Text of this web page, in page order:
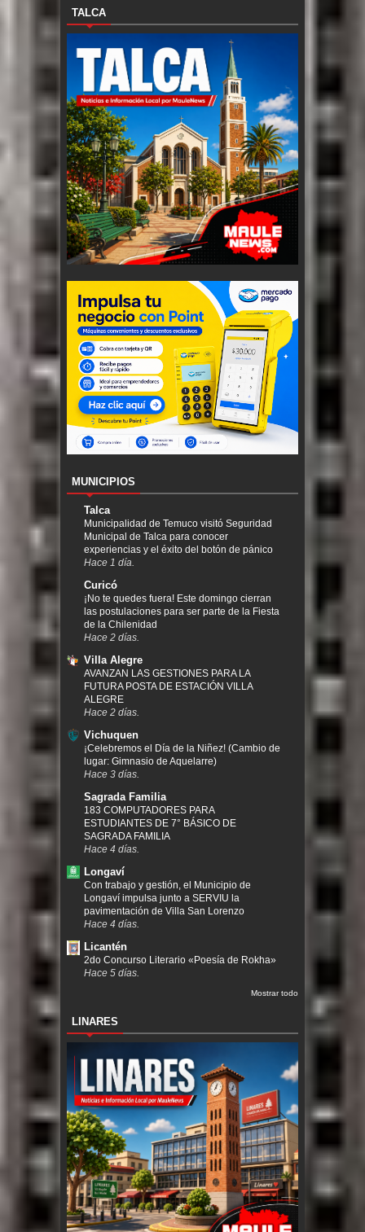
TALCA
MUNICIPIOS
Talca
Municipalidad de Temuco visitó Seguridad
Municipal de Talca para conocer
experiencias y el éxito del botón de pánico
Hace 1 día.
Curicó
¡No te quedes fuera! Este domingo cierran
las postulaciones para ser parte de la Fiesta
de la Chilenidad
Hace 2 días.
Villa Alegre
AVANZAN LAS GESTIONES PARA LA
FUTURA POSTA DE ESTACIÓN VILLA
ALEGRE
Hace 2 días.
Vichuquen
¡Celebremos el Día de la Niñez! (Cambio de
lugar: Gimnasio de Aquelarre)
Hace 3 días.
Sagrada Familia
183 COMPUTADORES PARA
ESTUDIANTES DE 7° BÁSICO DE
SAGRADA FAMILIA
Hace 4 días.
Longaví
Con trabajo y gestión, el Municipio de
Longaví impulsa junto a SERVIU la
pavimentación de Villa San Lorenzo
Hace 4 días.
Licantén
2do Concurso Literario «Poesía de Rokha»
Hace 5 días.
Mostrar todo
LINARES